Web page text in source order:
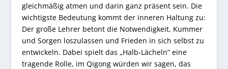
gleichmäßig atmen und darin ganz präsent sein. Die
wichtigste Bedeutung kommt der inneren Haltung zu:
Der große Lehrer betont die Notwendigkeit, Kummer
und Sorgen loszulassen und Frieden in sich selbst zu
entwickeln. Dabei spielt das „Halb-Lächeln” eine
tragende Rolle, im Qigong würden wir sagen, das